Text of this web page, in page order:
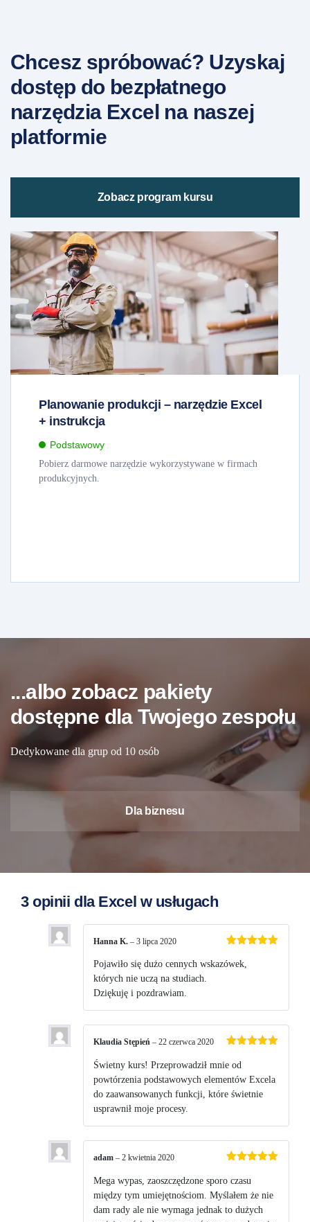
Chcesz spróbować? Uzyskaj
dostęp do bezpłatnego
narzędzia Excel na naszej
platformie
Zobacz program kursu
Planowanie produkcji – narzędzie Excel
+ instrukcja
Podstawowy
Pobierz darmowe narzędzie wykorzystywane w firmach
produkcyjnych.
...albo zobacz pakiety
dostępne dla Twojego zespołu
Dedykowane dla grup od 10 osób
Dla biznesu
3 opinii dla Excel w usługach
na 5
Hanna K. – 3 lipca 2020
Pojawiło się dużo cennych wskazówek,
których nie uczą na studiach.
Dziękuję i pozdrawiam.
na 5
Klaudia Stępień – 22 czerwca 2020
Świetny kurs! Przeprowadził mnie od
powtórzenia podstawowych elementów Excela
do zaawansowanych funkcji, które świetnie
usprawnił moje procesy.
na 5
adam – 2 kwietnia 2020
Mega wypas, zaoszczędzone sporo czasu
między tym umiejętnościom. Myślałem że nie
dam rady ale nie wymaga jednak to dużych